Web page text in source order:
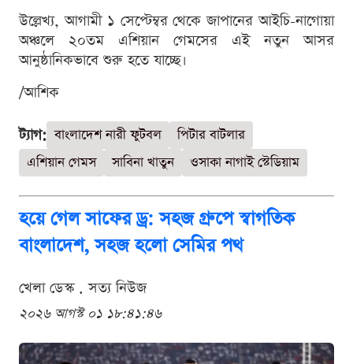
উল্লেখ্য, আগামী ১ সেপ্টেম্বর থেকে জাপানের আইচি-নাগোয়া
অঞ্চলে ২০তম এশিয়ান গেমসের এই নতুন আসর
আনুষ্ঠানিকভাবে শুরু হতে যাচ্ছে।
/আশিক
ট্যাগ: বাংলাদেশ নারী ফুটবল
পিটার বাটলার
এশিয়ান গেমস
সাবিনা খাতুন ওসাকা নাগাই স্টেডিয়াম
হয়ে গেল সাফের ড্র: সহজ গ্রুপে স্বাগতিক
বাংলাদেশ, সহজ হলো সেমির পথ
খেলা ডেস্ক . সত্য নিউজ
২০২৬ আগস্ট ০১ ১৮:৪১:৪৬